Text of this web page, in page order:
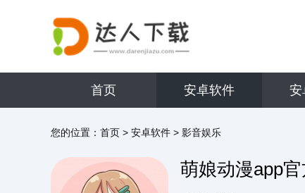
首页 安卓软件 安
您的位置： 首页 > 安卓软件 > 影音娱乐
萌娘动漫app官